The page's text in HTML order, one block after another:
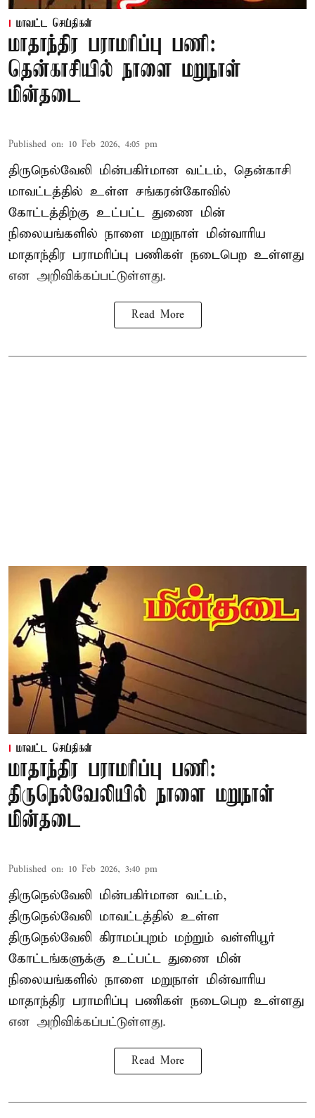
மாவட்ட செய்திகள்
மாதாந்திர பராமரிப்பு பணி:
தென்காசியில் நாளை மறுநாள்
மின்தடை
Published on: 10 Feb 2026, 4:05 pm
திருநெல்வேலி மின்பகிர்மான வட்டம், தென்காசி
மாவட்டத்தில் உள்ள சங்கரன்கோவில்
கோட்டத்திற்கு உட்பட்ட துணை மின்
நிலையங்களில் நாளை மறுநாள் மின்வாரிய
மாதாந்திர பராமரிப்பு பணிகள் நடைபெற உள்ளது
என அறிவிக்கப்பட்டுள்ளது.
Read More
மாவட்ட செய்திகள்
மாதாந்திர பராமரிப்பு பணி:
திருநெல்வேலியில் நாளை மறுநாள்
மின்தடை
Published on: 10 Feb 2026, 3:40 pm
திருநெல்வேலி மின்பகிர்மான வட்டம்,
திருநெல்வேலி மாவட்டத்தில் உள்ள
திருநெல்வேலி கிராமப்புறம் மற்றும் வள்ளியூர்
கோட்டங்களுக்கு உட்பட்ட துணை மின்
நிலையங்களில் நாளை மறுநாள் மின்வாரிய
மாதாந்திர பராமரிப்பு பணிகள் நடைபெற உள்ளது
என அறிவிக்கப்பட்டுள்ளது.
Read More